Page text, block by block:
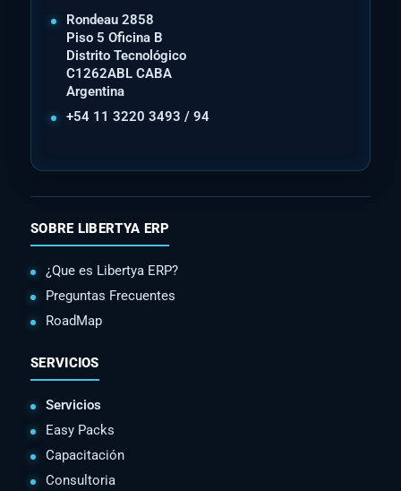
Rondeau 2858
Piso 5 Oficina B
Distrito Tecnológico
C1262ABL CABA
Argentina
+54 11 3220 3493 / 94
SOBRE LIBERTYA ERP
¿Que es Libertya ERP?
Preguntas Frecuentes
RoadMap
SERVICIOS
Servicios
Easy Packs
Capacitación
Consultoria